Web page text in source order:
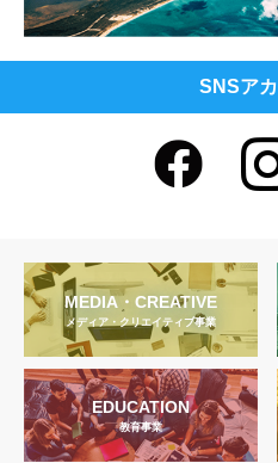
SNSア
MEDIA・CREATIVE
メディア・クリエイティブ事業
EDUCATION
教育事業